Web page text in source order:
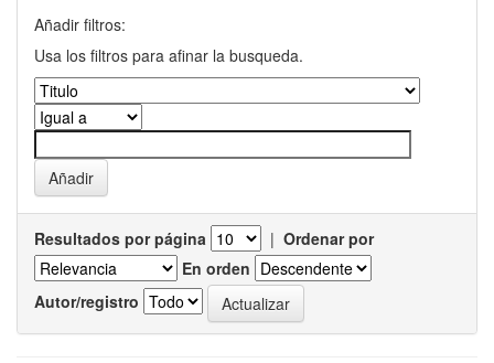
Añadir filtros:
Usa los filtros para afinar la busqueda.
Resultados por página | Ordenar por
En orden
Autor/registro